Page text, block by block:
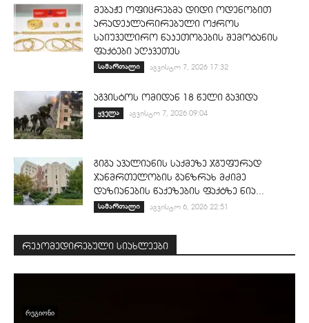
მებაჟე ოფიცრებმა დიდი ოდენობით
არადეკლარირებული ოქროს
საიუველირო ნაკეთობების შემოტანის
ფაქტები აღკვეთეს
სამართალი აგვისტო 7, 2026 17:32
აგვისტოს ომიდან 18 წელი გავიდა
ყველა აგვისტო 7, 2026 09:04
გიგა ავალიანის საქმეზე ჯგუფურად
ჯანმრთელობის განზრახ მძიმე
დაზიანების წაქეზების ფაქტზე ნია...
სამართალი აგვისტო 6, 2026 22:51
რეკომედირებული სიახლეები
ᲠᲔᲒᲘᲝᲜᲘ